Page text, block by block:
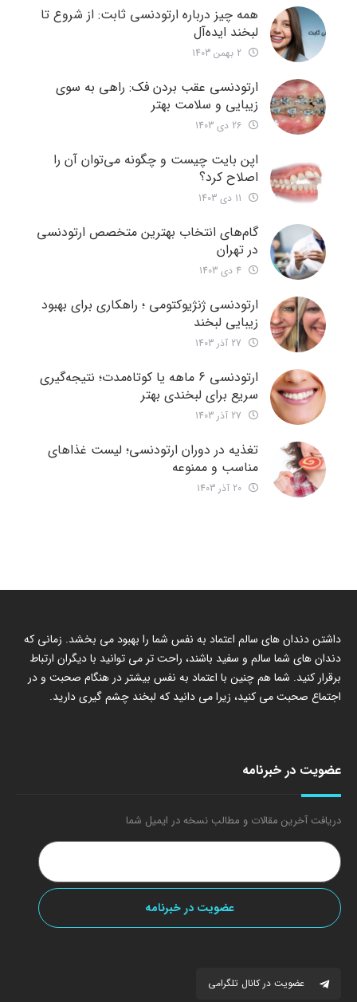
همه چیز درباره ارتودنسی ثابت: از شروع تا
لبخند ایده‌آل
ارتودنسی عقب بردن فک: راهی به سوی
زیبایی و سلامت بهتر
اپن بایت چیست و چگونه می‌توان آن را
اصلاح کرد؟
گام‌های انتخاب بهترین متخصص ارتودنسی
در تهران
ارتودنسی ژنژیوکتومی ؛ راهکاری برای بهبود
زیبایی لبخند
ارتودنسی 6 ماهه یا کوتاه‌مدت؛ نتیجه‌گیری
سریع برای لبخندی بهتر
تغذیه در دوران ارتودنسی؛ لیست غذاهای
مناسب و ممنوعه
داشتن دندان های سالم اعتماد به نفس شما را بهبود می بخشد. زمانی که
دندان های شما سالم و سفید باشند، راحت تر می توانید با دیگران ارتباط
برقرار کنید. شما هم چنین با اعتماد به نفس بیشتر در هنگام صحبت و در
اجتماع صحبت می کنید، زیرا می دانید که لبخند چشم گیری دارید.
عضویت در خبرنامه
دریافت آخرین مقالات و مطالب نسخه در ایمیل شما
عضویت در کانال تلگرامی